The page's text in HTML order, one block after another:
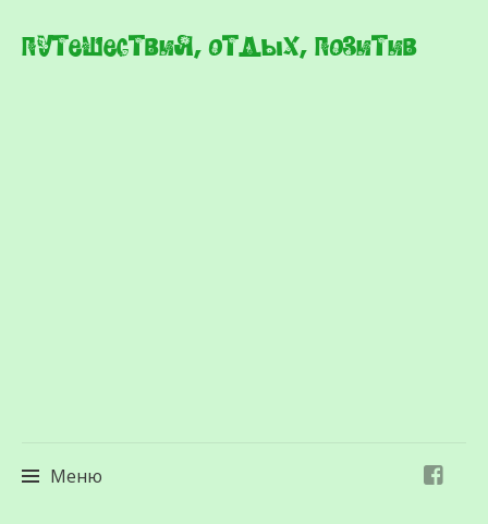
Путешествия, отдых, позитив
Меню